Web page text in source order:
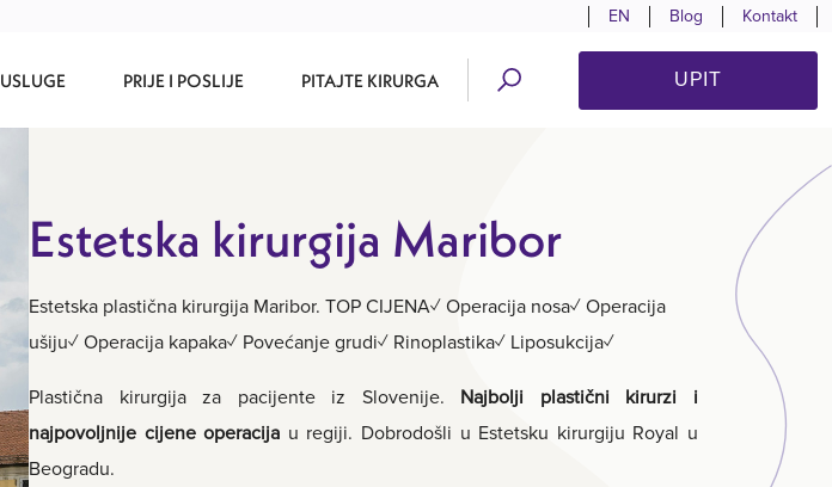
EN Blog Kontakt
USLUGE PRIJE I POSLIJE PITAJTE KIRURGA UPIT
Estetska kirurgija Maribor
Estetska plastična kirurgija Maribor. TOP CIJENA✓ Operacija nosa✓ Operacija
ušiju✓ Operacija kapaka✓ Povećanje grudi✓ Rinoplastika✓ Liposukcija✓
Plastična kirurgija za pacijente iz Slovenije. Najbolji plastični kirurzi i
najpovoljnije cijene operacija u regiji. Dobrodošli u Estetsku kirurgiju Royal u
Beogradu.